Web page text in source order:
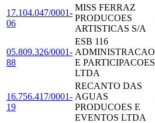
17.104.047/0001-
06
MISS FERRAZ
PRODUCOES
ARTISTICAS S/A
05.809.326/0001-
88
ESB 116
ADMINISTRACAO
E PARTICIPACOES
LTDA
16.756.417/0001-
19
RECANTO DAS
AGUAS
PRODUCOES E
EVENTOS LTDA